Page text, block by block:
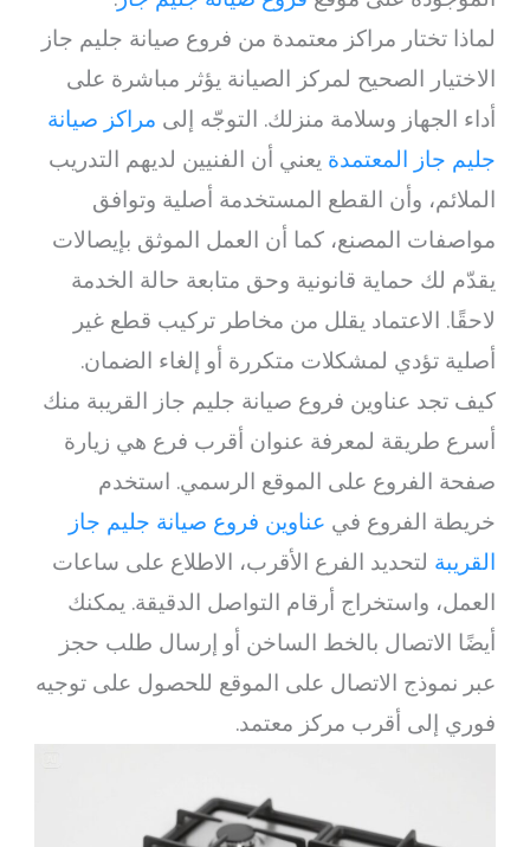
لماذا تختار مراكز معتمدة من فروع صيانة جليم جاز
الاختيار الصحيح لمركز الصيانة يؤثر مباشرة على
أداء الجهاز وسلامة منزلك. التوجّه إلى مراكز صيانة
جليم جاز المعتمدة يعني أن الفنيين لديهم التدريب
الملائم، وأن القطع المستخدمة أصلية وتوافق
مواصفات المصنع، كما أن العمل الموثق بإيصالات
يقدّم لك حماية قانونية وحق متابعة حالة الخدمة
لاحقًا. الاعتماد يقلل من مخاطر تركيب قطع غير
أصلية تؤدي لمشكلات متكررة أو إلغاء الضمان.
كيف تجد عناوين فروع صيانة جليم جاز القريبة منك
أسرع طريقة لمعرفة عنوان أقرب فرع هي زيارة
صفحة الفروع على الموقع الرسمي. استخدم
خريطة الفروع في عناوين فروع صيانة جليم جاز
القريبة لتحديد الفرع الأقرب، الاطلاع على ساعات
العمل، واستخراج أرقام التواصل الدقيقة. يمكنك
أيضًا الاتصال بالخط الساخن أو إرسال طلب حجز
عبر نموذج الاتصال على الموقع للحصول على توجيه
فوري إلى أقرب مركز معتمد.